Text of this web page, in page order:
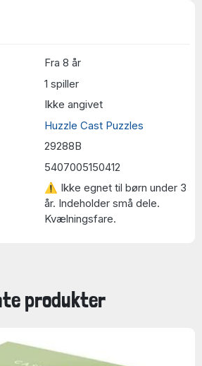
Fra 8 år
1 spiller
Ikke angivet
Huzzle Cast Puzzles
29288B
5407005150412
⚠ Ikke egnet til børn under 3
år. Indeholder små dele.
Kvælningsfare.
produkter